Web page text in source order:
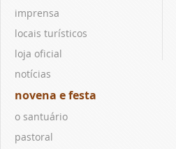
imprensa
locais turísticos
loja oficial
notícias
novena e festa
o santuário
pastoral